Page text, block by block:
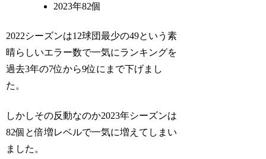
2023年82個
2022シーズンは12球団最少の49という素
晴らしいエラー数で一気にランキングを
過去3年の7位から9位にまで下げまし
た。
しかしその反動なのか2023年シーズンは
82個と倍増レベルで一気に増えてしまい
ました。